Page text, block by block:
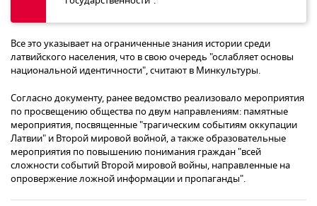
Все это указывает на ограниченные знания истории среди
латвийского населения, что в свою очередь "ослабляет основы
национальной идентичности", считают в Минкультуры.
Согласно документу, ранее ведомство реализовало мероприятия
по просвещению общества по двум направлениям: памятные
мероприятия, посвященные "трагическим событиям оккупации
Латвии" и Второй мировой войной, а также образовательные
мероприятия по повышению понимания граждан "всей
сложности событий Второй мировой войны, направленные на
опровержение ложной информации и пропаганды".